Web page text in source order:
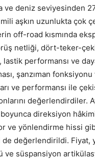
ve deniz seviyesinden
aşkın uzunlukta çok
off-road kısmında
netliği, dört-teker-
performansı ve
şanzıman fonksiyonu
ve performansı ile
değerlendirdiler.
direksiyon
ve yönlendirme hissi
değerlendirildi. Fiyat,
ve süspansiyon